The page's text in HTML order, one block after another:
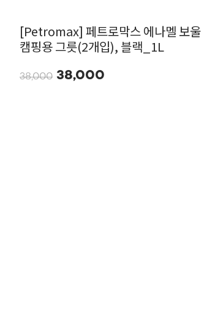
[Petromax] 페트로막스 에나멜 보울
캠핑용 그릇(2개입), 블랙_1L
38,000 38,000